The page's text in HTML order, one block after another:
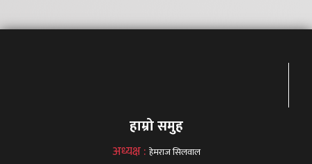
हाम्रो समुह
अध्यक्ष : हेमराज सिलवाल